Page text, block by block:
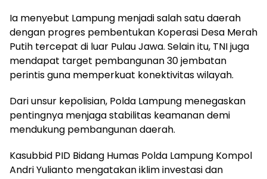
Ia menyebut Lampung menjadi salah satu daerah
dengan progres pembentukan Koperasi Desa Merah
Putih tercepat di luar Pulau Jawa. Selain itu, TNI juga
mendapat target pembangunan 30 jembatan
perintis guna memperkuat konektivitas wilayah.
Dari unsur kepolisian, Polda Lampung menegaskan
pentingnya menjaga stabilitas keamanan demi
mendukung pembangunan daerah.
Kasubbid PID Bidang Humas Polda Lampung Kompol
Andri Yulianto mengatakan iklim investasi dan